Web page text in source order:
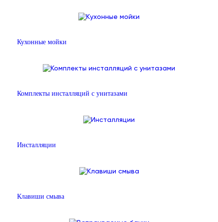
Кухонные мойки
Комплекты инсталляций с унитазами
Инсталляции
Клавиши смыва